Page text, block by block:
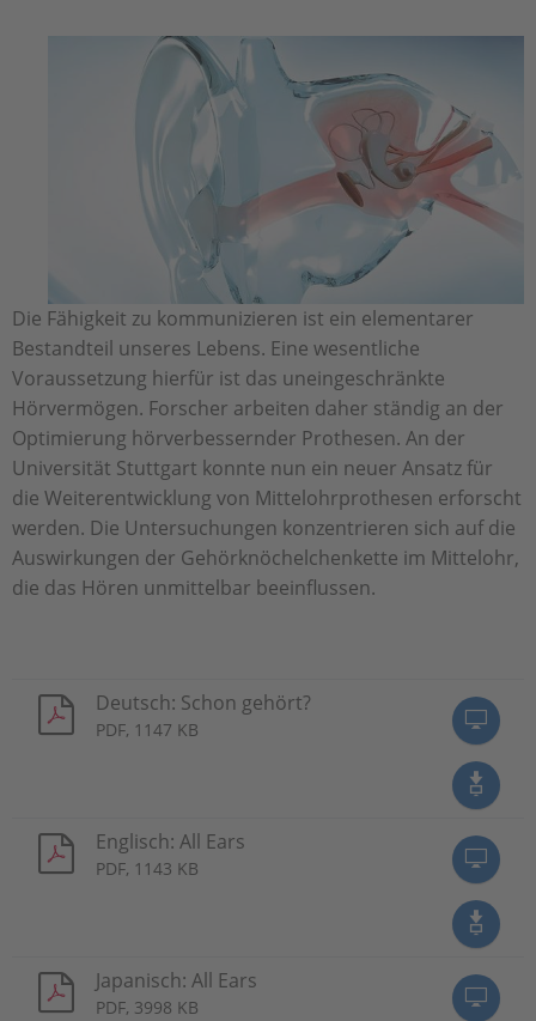
Die Fähigkeit zu kommunizieren ist ein elementarer
Bestandteil unseres Lebens. Eine wesentliche
Voraussetzung hierfür ist das uneingeschränkte
Hörvermögen. Forscher arbeiten daher ständig an der
Optimierung hörverbessernder Prothesen. An der
Universität Stuttgart konnte nun ein neuer Ansatz für
die Weiterentwicklung von Mittelohrprothesen erforscht
werden. Die Untersuchungen konzentrieren sich auf die
Auswirkungen der Gehörknöchelchenkette im Mittelohr,
die das Hören unmittelbar beeinflussen.
Deutsch: Schon gehört?
PDF, 1147 KB
Englisch: All Ears
PDF, 1143 KB
Japanisch: All Ears
PDF, 3998 KB